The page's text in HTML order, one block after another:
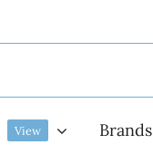
View Brands